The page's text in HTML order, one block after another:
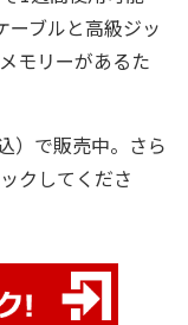
ーブルと高級ジッ
モリーがあるた
込）で販売中。さら
クしてくださ